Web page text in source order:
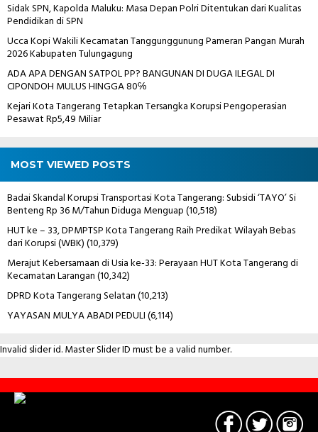
Sidak SPN, Kapolda Maluku: Masa Depan Polri Ditentukan dari Kualitas
Pendidikan di SPN
Ucca Kopi Wakili Kecamatan Tanggunggunung Pameran Pangan Murah
2026 Kabupaten Tulungagung
ADA APA DENGAN SATPOL PP? BANGUNAN DI DUGA ILEGAL DI
CIPONDOH MULUS HINGGA 80℅
Kejari Kota Tangerang Tetapkan Tersangka Korupsi Pengoperasian
Pesawat Rp5,49 Miliar
MOST VIEWED POSTS
Badai Skandal Korupsi Transportasi Kota Tangerang: Subsidi ‘TAYO’ Si
Benteng Rp 36 M/Tahun Diduga Menguap(10,518)
HUT ke – 33, DPMPTSP Kota Tangerang Raih Predikat Wilayah Bebas
dari Korupsi (WBK)(10,379)
Merajut Kebersamaan di Usia ke-33: Perayaan HUT Kota Tangerang di
Kecamatan Larangan(10,342)
DPRD Kota Tangerang Selatan(10,213)
YAYASAN MULYA ABADI PEDULI(6,114)
Invalid slider id. Master Slider ID must be a valid number.
Contact
Us